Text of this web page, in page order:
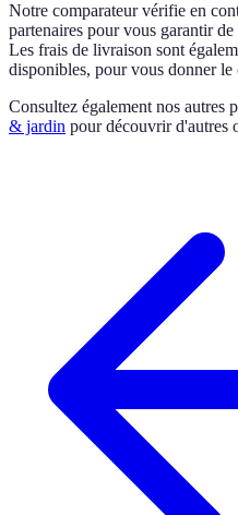
Notre comparateur vérifie en
partenaires pour vous garantir
Les frais de livraison sont
disponibles, pour vous donner
Consultez également nos autres
& jardin pour découvrir d'autres